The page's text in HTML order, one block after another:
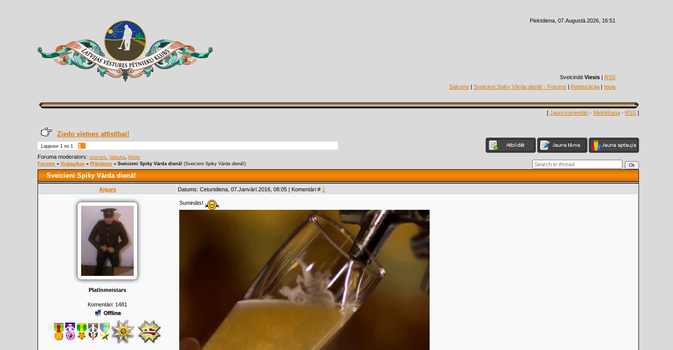
Piektdiena, 07.Augustā.2026, 16:51
Sveicināti Viesis | RSS
Sākums | Sveicieni Spiky Vārda dienā! - Forums | Reģistrācija | Ieeja
[ Jauni komentāri · Meklēšana · RSS ]
Ziedo vietnes attīstībai!
Lappuse 1 no 1
1
Foruma moderators: otomars Valduha
Meilis
Forums » Viskautkas » Pļāpātuve » Sveicieni Spiky Vārda dienā! (Sveicieni Spiky Vārda dienā!)
Sveicieni Spiky Vārda dienā!
Aigars Datums: Ceturtdiena, 07.Janvārī.2016, 08:05 | Komentāri # 1
Platīnmeistars
Komentāri: 1481
Sumināts!